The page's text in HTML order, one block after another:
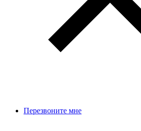
Перезвоните мне